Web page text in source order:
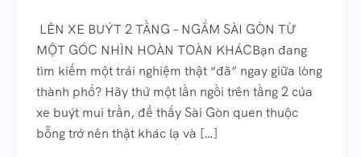
LÊN XE BUÝT 2 TẦNG – NGẮM SÀI GÒN TỪ
MỘT GÓC NHÌN HOÀN TOÀN KHÁCBạn đang
tìm kiếm một trải nghiệm thật “đã” ngay giữa lòng
thành phố? Hãy thử một lần ngồi trên tầng 2 của
xe buýt mui trần, để thấy Sài Gòn quen thuộc
bỗng trở nên thật khác lạ và […]